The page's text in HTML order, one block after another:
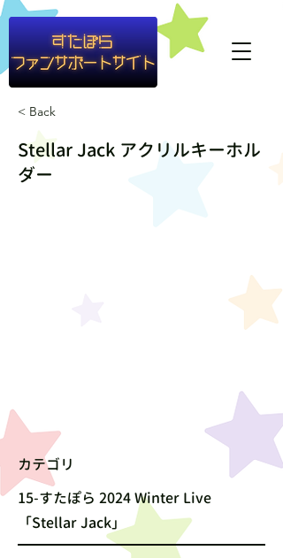
#container1{ background-color: rgba(255,255,255,0.8) }
< Back
Stellar Jack アクリルキーホル
ダー
カテゴリ
15-すたぽら 2024 Winter Live
「Stellar Jack」